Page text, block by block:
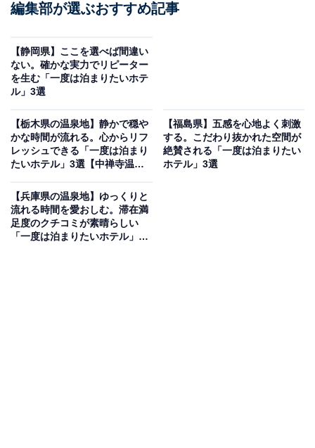
太平洋に臨む岬の先端に建つ「浜千鳥の湯 海舟」は、宿
全体を大海原を行く一艘の舟に見立てたリゾートホテル
なれる混浴露天風呂「浜千鳥の湯」をはじめとする3つ
の湯処で贅沢に堪能できます。食事は紀州の海の幸・山
の幸を活かした2種類の会席料理から選べ、まさに海を
編集部が選ぶおすすめ記事
【静岡県】ここを選べば間違い
ない。確かな実力でリピーター
を生む「一度は泊まりたいホテ
ル」3選
【栃木県の温泉地】静かで穏や
かな時間が流れる。心からリフ
レッシュできる「一度は泊まり
たいホテル」3選【中禅寺温
【福島県】五感を心地よく刺激
する。こだわり抜かれた空間が
絶賛される「一度は泊まりたい
ホテル」3選
【兵庫県の温泉地】ゆっくりと
流れる時間を愛おしむ。滞在満
足度のクチコミが素晴らしい
「一度は泊まりたいホテル」3